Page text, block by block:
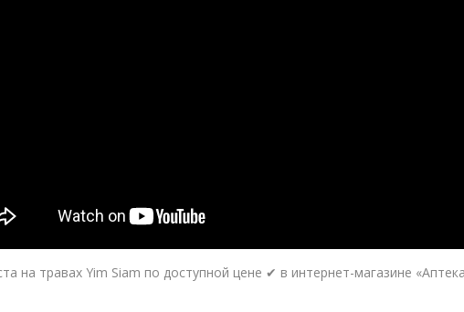
на травах Yim Siam по доступной цене ✔ в интернет-магазине